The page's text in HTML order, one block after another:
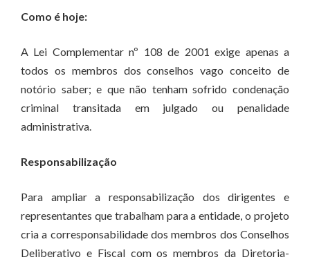
Como é hoje:
A Lei Complementar nº 108 de 2001 exige apenas a
todos os membros dos conselhos vago conceito de
notório saber; e que não tenham sofrido condenação
criminal transitada em julgado ou penalidade
administrativa.
Responsabilização
Para ampliar a responsabilização dos dirigentes e
representantes que trabalham para a entidade, o projeto
cria a corresponsabilidade dos membros dos Conselhos
Deliberativo e Fiscal com os membros da Diretoria-